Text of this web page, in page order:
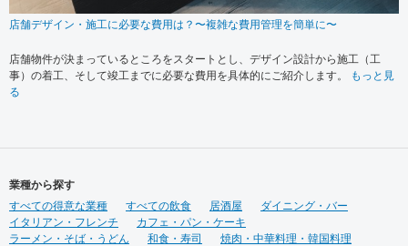
店舗デザイン・施工に必要な費用は？〜複雑な費用管理を簡単に〜
店舗物件が決まっているところをスタートとし、デザイン設計から施工（工
事）の着工、そして竣工までに必要な費用を具体的にご紹介します。
もっと見
る
業種から探す
すべての得意な業種
すべての飲食 居酒屋
ダイニング・バー
イタリアン・フレンチ
カフェ・パン・ケーキ
ラーメン・そば・うどん
和食・寿司
焼肉・中華料理・韓国料理